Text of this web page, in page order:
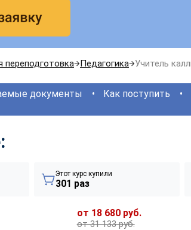
переподготовка Педагогика Учитель
документы Как поступить
Этот курс купили
301 раз
от 18 680 руб.
от 31 133 руб.